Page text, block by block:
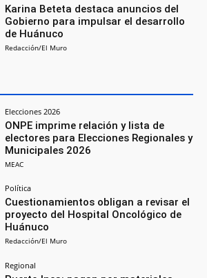
Karina Beteta destaca anuncios del
Gobierno para impulsar el desarrollo
de Huánuco
Redacción/El Muro
Elecciones 2026
ONPE imprime relación y lista de
electores para Elecciones Regionales y
Municipales 2026
MEAC
Política
Cuestionamientos obligan a revisar el
proyecto del Hospital Oncológico de
Huánuco
Redacción/El Muro
Regional